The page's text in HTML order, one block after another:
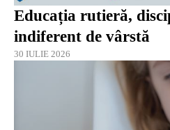
Educația rutieră,
indiferent de vârstă
30 IULIE 2026